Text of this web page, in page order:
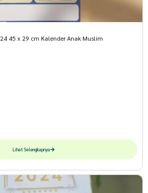
45 x 29 cm Kalender Anak Muslim
Lihat Selengkapnya